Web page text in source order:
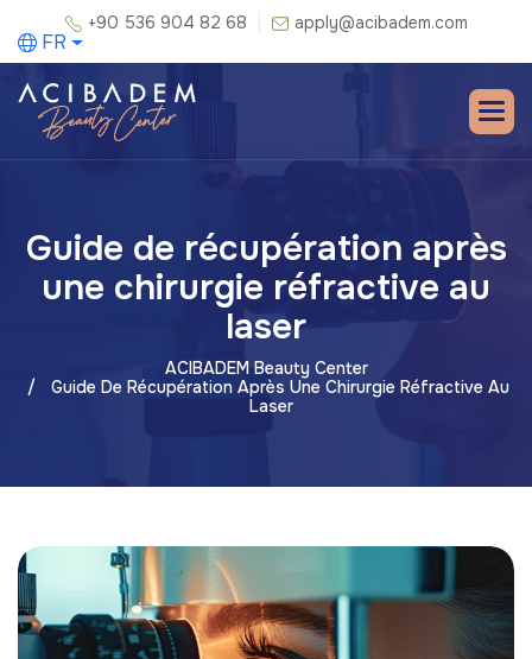
+90 536 904 82 68 apply@acibadem.com
FR
Guide de récupération après
une chirurgie réfractive au
laser
ACIBADEM Beauty Center
Guide De Récupération Après Une Chirurgie Réfractive Au
Laser